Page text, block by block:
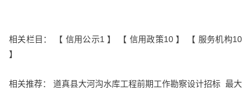
相关栏目： 【 信用公示1】 【 信用政策10】 【 服务机构10
】
相关推荐： 道真县大河沟水库工程前期工作勘察设计招标 最大